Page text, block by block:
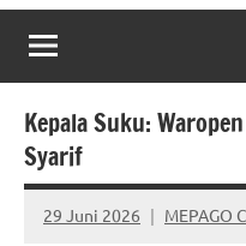
Kepala Suku:
Syarif
29 Juni 2026 MEPAGO
No